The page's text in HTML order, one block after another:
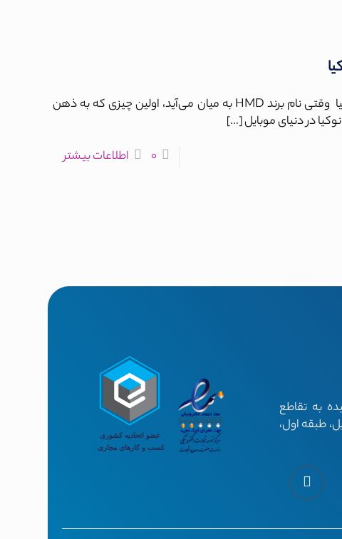
HMD؛ شروع دوباره‌ای برای نوکیا وقتی نام برند HMD به میان می‌آید، اولین چیزی که به ذهن
در دنیای موبایل[…]
0
اطلاعات بیشتر
به تقاطع
طبقه اول،